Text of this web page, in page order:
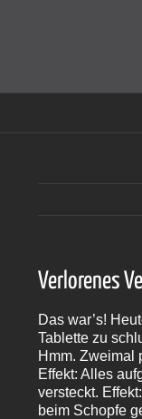
Verlorenes
Das war’s!
Tablette zu
Hmm. Zweimal
Effekt: Alles
versteckt.
beim Schopfe
auf dieser Seite bei